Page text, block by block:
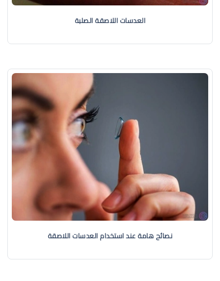
العدسات اللاصقة الصلبة
نصائح هامة عند استخدام العدسات اللاصقة